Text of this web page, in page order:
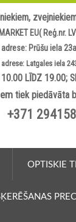
EU( Reģ.nr.
Prūšu iela
Latgales iela
LĪDZ 19.00;
tiek piedāvāta
+371
OPTISKIE